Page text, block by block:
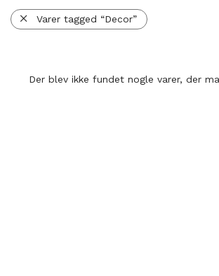
Varer tagged “Decor”
Der blev ikke fundet nogle varer, der